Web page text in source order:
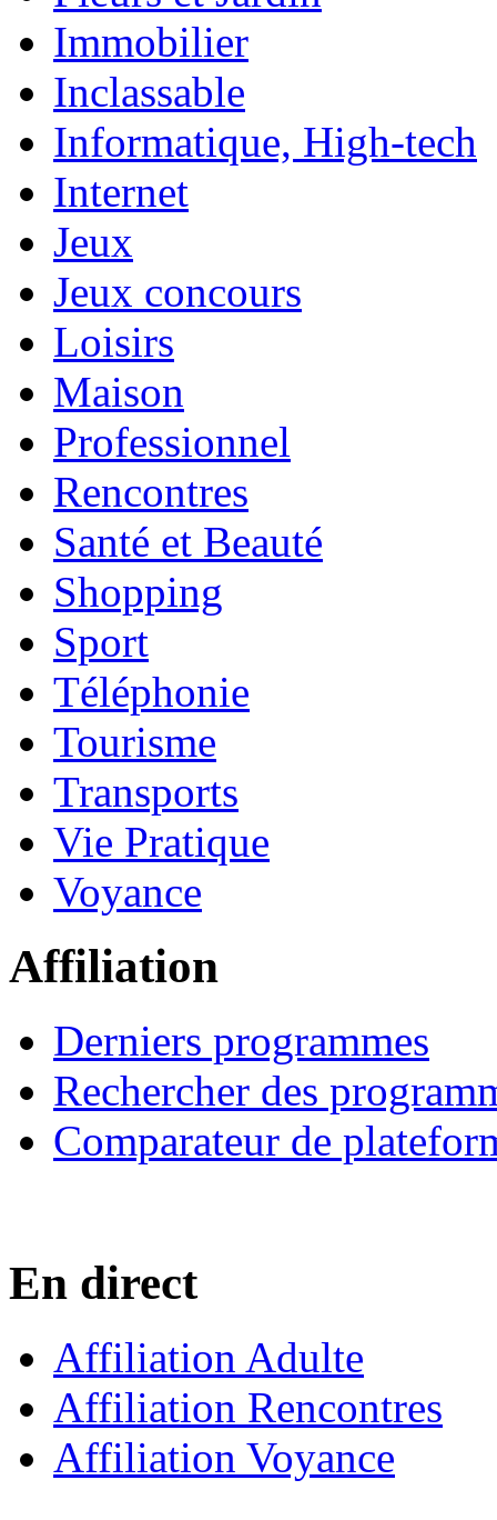
Immobilier
Inclassable
Informatique, High-tech
Internet
Jeux
Jeux concours
Loisirs
Maison
Professionnel
Rencontres
Santé et Beauté
Shopping
Sport
Téléphonie
Tourisme
Transports
Vie Pratique
Voyance
Affiliation
Derniers programmes
Rechercher des
Comparateur de
En direct
Affiliation Adulte
Affiliation Rencontres
Affiliation Voyance